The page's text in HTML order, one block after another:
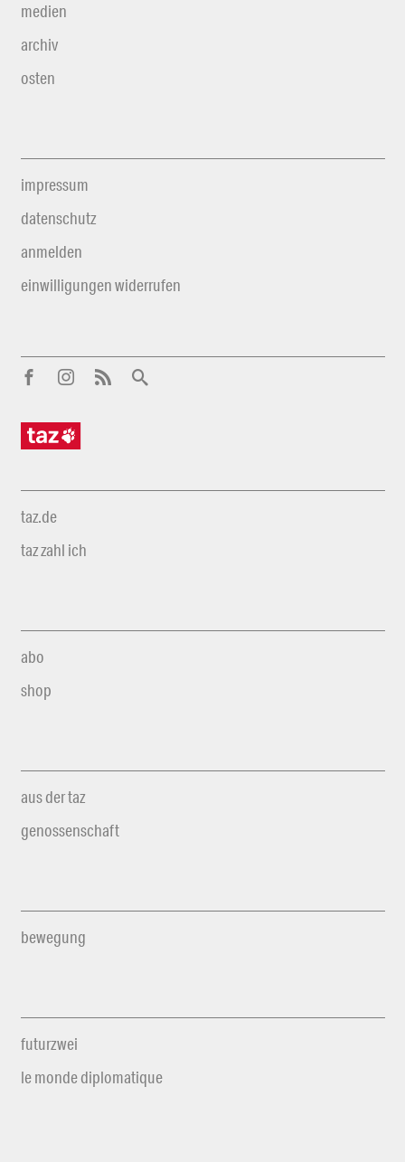
medien
archiv
osten
impressum
datenschutz
anmelden
einwilligungen widerrufen
taz.de
taz zahl ich
abo
shop
aus der taz
genossenschaft
bewegung
futurzwei
le monde diplomatique